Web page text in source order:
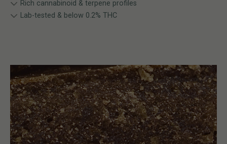
Rich cannabinoid & terpene profiles
Lab-tested & below 0.2% THC